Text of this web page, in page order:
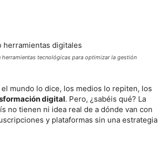
tecnológicas para optimizar la gestión
mundo lo dice, los medios lo repiten, los
digital. Pero, ¿sabéis qué? La
no tienen ni idea real de a dónde van con
y plataformas sin una estrategia